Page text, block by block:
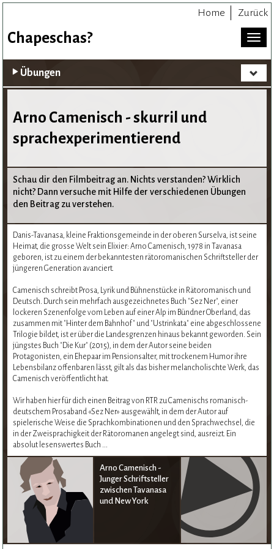
Home Zurück
Chapeschas?
Übungen
Toggle
Arno Camenisch - skurril und
sprachexperimentierend
Schau dir den Filmbeitrag an. Nichts verstanden? Wirklich
nicht? Dann versuche mit Hilfe der verschiedenen Übungen
den Beitrag zu verstehen.
Danis-Tavanasa, kleine Fraktionsgemeinde in der oberen Surselva, ist seine
Heimat, die grosse Welt sein Elixier: Arno Camenisch, 1978 in Tavanasa
geboren, ist zu einem der bekanntesten rätoromanischen Schriftsteller der
jüngeren Generation avanciert.
Camenisch schreibt Prosa, Lyrik und Bühnenstücke in Rätoromanisch und
Deutsch. Durch sein mehrfach ausgezeichnetes Buch "Sez Ner", einer
lockeren Szenenfolge vom Leben auf einer Alp im Bündner Oberland, das
zusammen mit "Hinter dem Bahnhof" und "Ustrinkata" eine abgeschlossene
Trilogie bildet, ist er über die Landesgrenzen hinaus bekannt geworden. Sein
jüngstes Buch "Die Kur" (2015), in dem der Autor seine beiden
Protagonisten, ein Ehepaar im Pensionsalter, mit trockenem Humor ihre
Lebensbilanz offenbaren lässt, gilt als das bisher melancholischte Werk, das
Camenisch veröffentlicht hat.
Wir haben hier für dich einen Beitrag von RTR zu Camenischs romanisch-
deutschem Prosaband «Sez Ner» ausgewählt, in dem der Autor auf
spielerische Weise die Sprachkombinationen und den Sprachwechsel, die
in der Zweisprachigkeit der Rätoromanen angelegt sind, ausreizt. Ein
absolut lesenswertes Buch ...
Arno Camenisch -
Junger Schriftsteller
zwischen Tavanasa
und New York